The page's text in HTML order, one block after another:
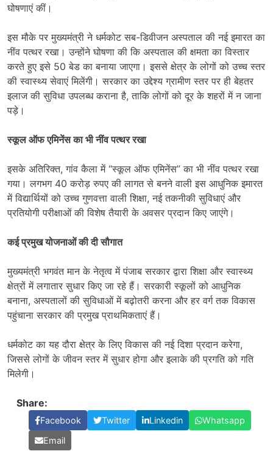
घोषणाएं कीं।
इस मौके पर मुख्यमंत्री ने धर्मकोट सब-डिवीजन अस्पताल की नई इमारत का
नींव पत्थर रखा। उन्होंने घोषणा की कि अस्पताल की क्षमता का विस्तार
करते हुए इसे 50 बेड का बनाया जाएगा। इससे क्षेत्र के लोगों को उच्च स्तर
की स्वास्थ्य सेवाएं मिलेंगी। सरकार का उद्देश्य ग्रामीण स्तर पर ही बेहतर
इलाज की सुविधा उपलब्ध कराना है, ताकि लोगों को दूर के शहरों में न जाना
पड़े।
स्कूल ऑफ एमिनेंस का भी नींव पत्थर रखा
इसके अतिरिक्त, गांव कैला में “स्कूल ऑफ एमिनेंस” का भी नींव पत्थर रखा
गया। लगभग 40 करोड़ रुपए की लागत से बनने वाली इस आधुनिक इमारत
में विद्यार्थियों को उच्च गुणवत्ता वाली शिक्षा, नई तकनीकी सुविधाएं और
प्रतियोगी परीक्षाओं की विशेष तैयारी के अवसर प्रदान किए जाएंगे।
कई प्रमुख योजनाओं की दी सौगात
मुख्यमंत्री भगवंत मान के नेतृत्व में पंजाब सरकार द्वारा शिक्षा और स्वास्थ्य
क्षेत्रों में लगातार सुधार किए जा रहे हैं। सरकारी स्कूलों को आधुनिक
बनाना, अस्पतालों की सुविधाओं में बढ़ोतरी करना और हर वर्ग तक विकास
पहुंचाना सरकार की प्रमुख प्राथमिकताएं हैं।
धर्मकोट का यह दौरा क्षेत्र के लिए विकास की नई दिशा प्रदान करेगा,
जिससे लोगों के जीवन स्तर में सुधार होगा और इलाके की प्रगति को गति
मिलेगी।
Share:
Facebook Twitter Linkedin
Whatsapp
Email